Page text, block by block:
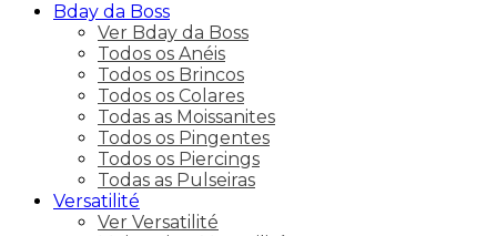
Bday da Boss
Ver Bday da Boss
Todos os Anéis
Todos os Brincos
Todos os Colares
Todas as Moissanites
Todos os Pingentes
Todos os Piercings
Todas as Pulseiras
Versatilité
Ver Versatilité